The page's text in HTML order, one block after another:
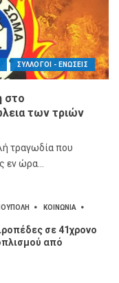
ΣΥΛΛΟΓΟΙ - ΕΝΩΣΕΙΣ
στο
των τριών
τραγωδία που
εν ώρα...
ΚΟΙΝΩΝΙΑ
σε 41χρονο
από